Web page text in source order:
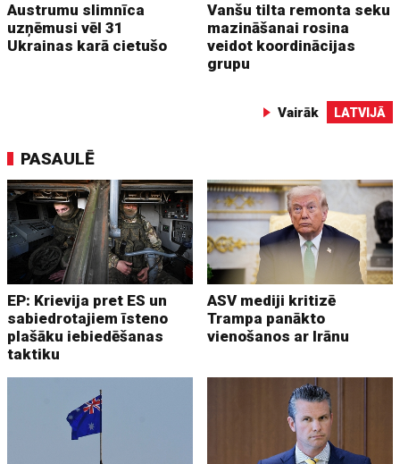
Austrumu slimnīca
uzņēmusi vēl 31
Ukrainas karā cietušo
Vanšu tilta remonta seku
mazināšanai rosina
veidot koordinācijas
grupu
Vairāk LATVIJĀ
PASAULĒ
EP: Krievija pret ES un
sabiedrotajiem īsteno
plašāku iebiedēšanas
taktiku
ASV mediji kritizē
Trampa panākto
vienošanos ar Irānu